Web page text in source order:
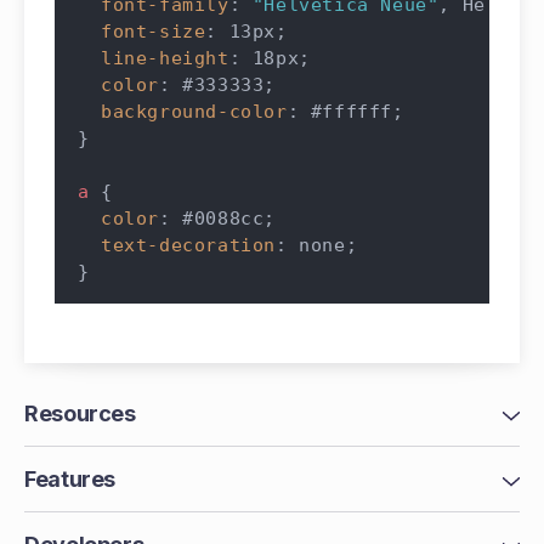
font-family : "Helvetica Neue" ,
font-size : 13px ;
line-height : 18px ;
color : #333333 ;
background-color : #ffffff ;
}
a
{
color : #0088cc ;
text-decoration : none ;
}
Resources
Features